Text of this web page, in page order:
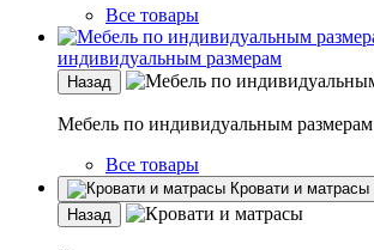
Все товары
индивидуальным размерам
Назад
Мебель по индивидуальным размерам
Все товары
Кровати и матрасы
Назад